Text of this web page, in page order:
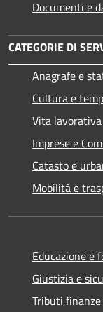
Documenti e
CATEGORIE DI
Anagrafe e
Cultura e
Vita lavorativa
Imprese e
Catasto e
Mobilità e
Educazione e
Giustizia e